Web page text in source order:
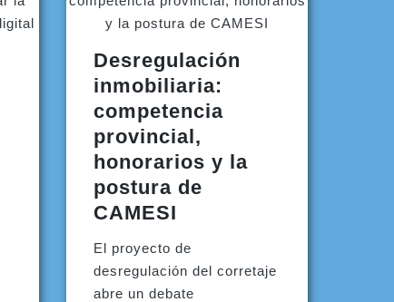
Desregulación
inmobiliaria:
competencia
provincial,
honorarios y la
postura de
CAMESI
El proyecto de
desregulación del corretaje
abre un debate